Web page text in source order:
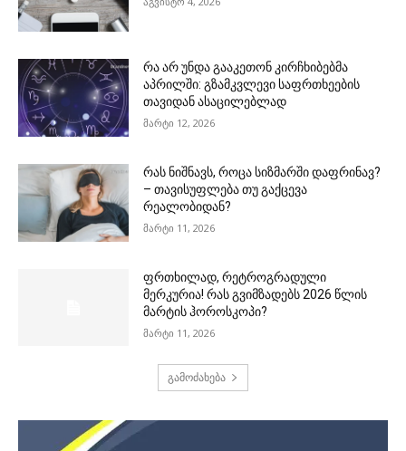
რა არ უნდა გააკეთონ კირჩხიბებმა
აპრილში: გზამკვლევი საფრთხეების
თავიდან ასაცილებლად
მარტი 12, 2026
რას ნიშნავს, როცა სიზმარში დაფრინავ?
– თავისუფლება თუ გაქცევა
რეალობიდან?
მარტი 11, 2026
ფრთხილად, რეტროგრადული
მერკურია! რას გვიმზადებს 2026 წლის
მარტის ჰოროსკოპი?
მარტი 11, 2026
გამოძახება